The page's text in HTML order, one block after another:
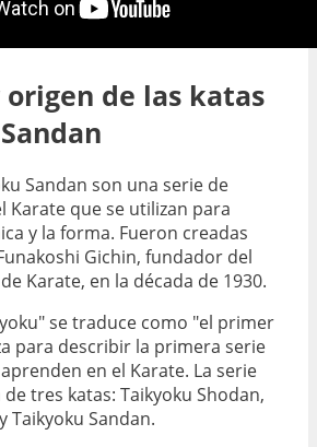
de las katas
Sandan son una serie de
Karate que se utilizan para
y la forma. Fueron creadas
Gichin, fundador del
Karate, en la década de 1930.
se traduce como "el primer
para describir la primera serie
en el Karate. La serie
tres katas: Taikyoku Shodan,
Taikyoku Sandan.